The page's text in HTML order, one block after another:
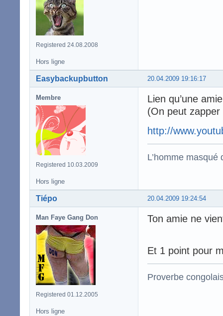
Registered 24.08.2008
Hors ligne
20.04.2009 19:16:17
Easybackupbutton
Membre
Registered 10.03.2009
Lien qu’une
(On peut
http://
L’homme
Hors ligne
20.04.2009 19:24:54
Tiépo
Man Faye Gang Don
Registered 01.12.2005
Ton amie ne
Et 1 point pour
Proverbe
Hors ligne